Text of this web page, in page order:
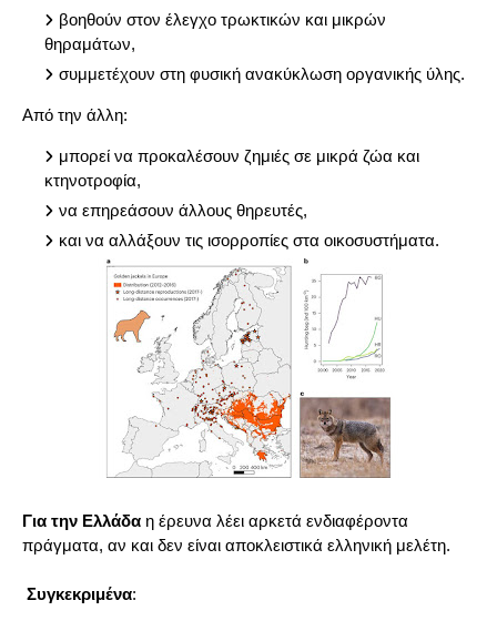
βοηθούν στον έλεγχο τρωκτικών και μικρών
θηραμάτων,
συμμετέχουν στη φυσική ανακύκλωση οργανικής ύλης.
Από την άλλη:
μπορεί να προκαλέσουν ζημιές σε μικρά ζώα και
κτηνοτροφία,
να επηρεάσουν άλλους θηρευτές,
και να αλλάξουν τις ισορροπίες στα οικοσυστήματα.
Για την Ελλάδα η έρευνα λέει αρκετά ενδιαφέροντα
πράγματα, αν και δεν είναι αποκλειστικά ελληνική μελέτη.
Συγκεκριμένα: